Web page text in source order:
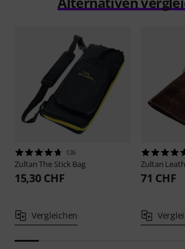
126
ZultanThe Stick Bag
15,30 CHF
Vergleichen
Zultan
71 CHF